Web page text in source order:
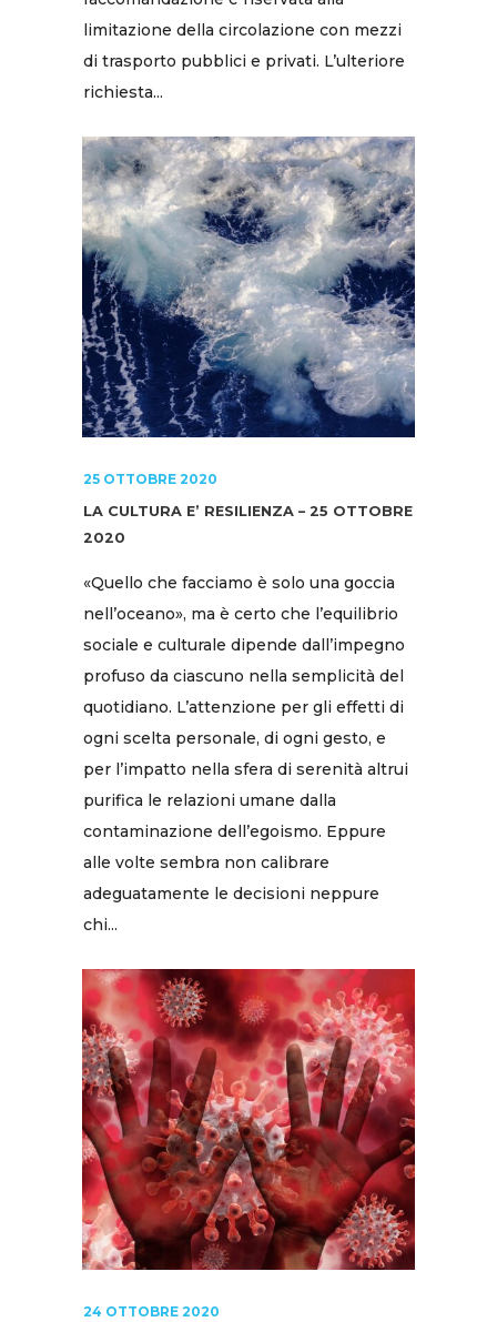
limitazione della circolazione con mezzi
di trasporto pubblici e privati. L’ulteriore
richiesta...
25 OTTOBRE 2020
LA CULTURA E’ RESILIENZA – 25 OTTOBRE
2020
«Quello che facciamo è solo una goccia
nell’oceano», ma è certo che l’equilibrio
sociale e culturale dipende dall’impegno
profuso da ciascuno nella semplicità del
quotidiano. L’attenzione per gli effetti di
ogni scelta personale, di ogni gesto, e
per l’impatto nella sfera di serenità altrui
purifica le relazioni umane dalla
contaminazione dell’egoismo. Eppure
alle volte sembra non calibrare
adeguatamente le decisioni neppure
chi...
24 OTTOBRE 2020